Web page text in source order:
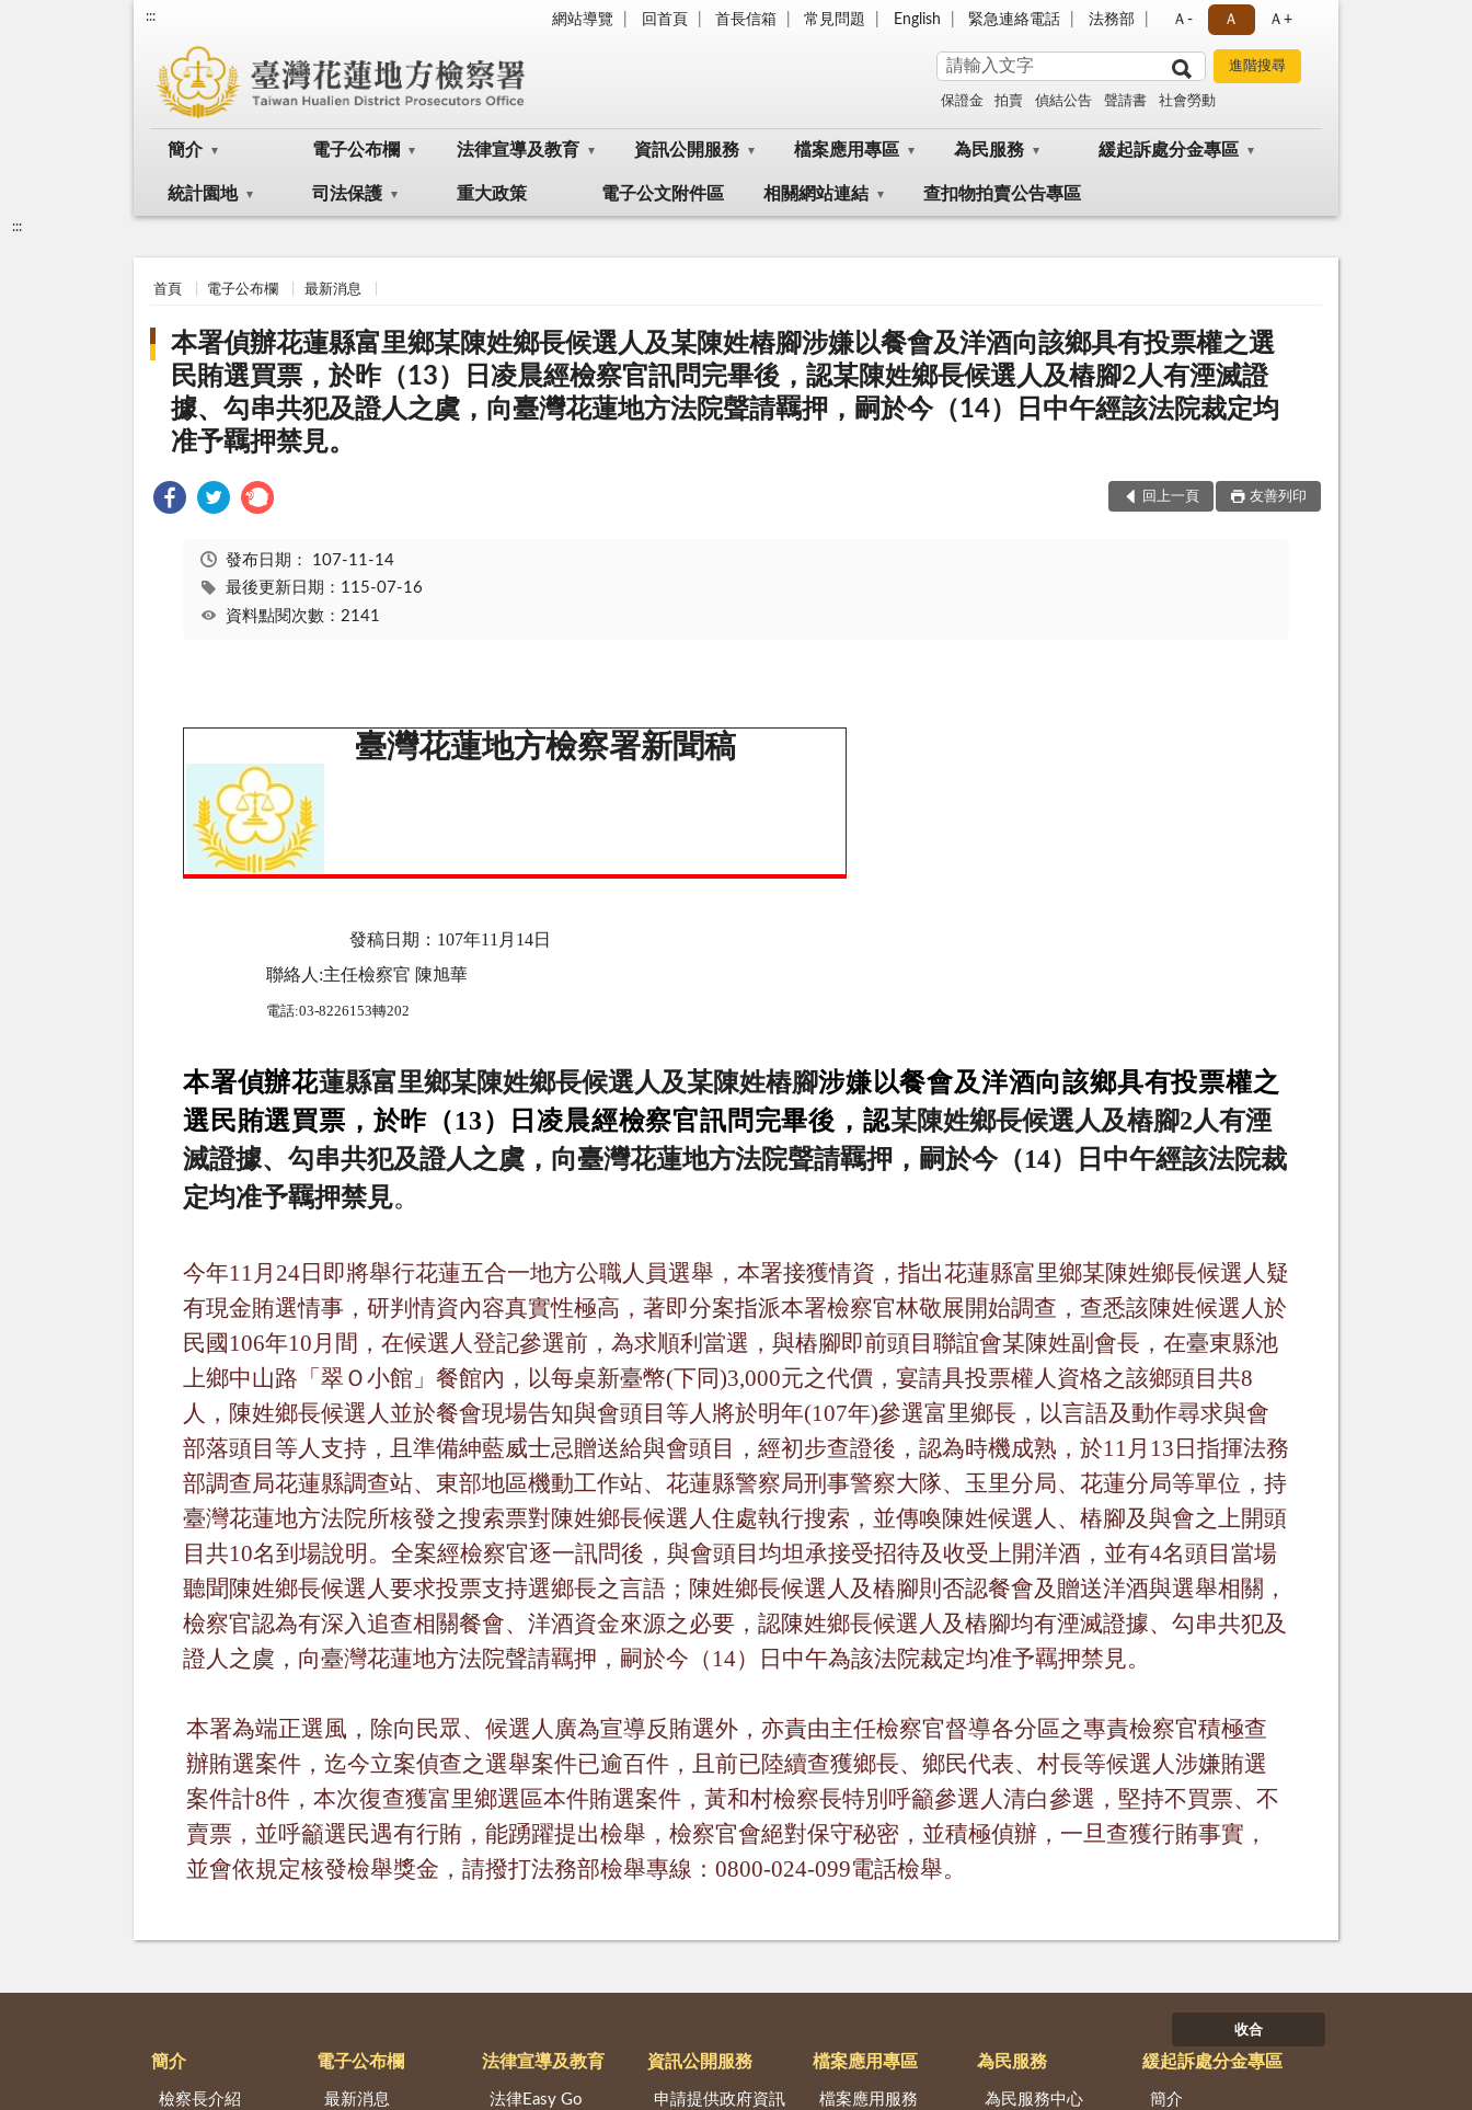
::: 網站導覽 回首頁 首長信箱 常見問題 English 緊急連絡電話 法務部 Ａ- Ａ Ａ+
保證金 拍賣 偵結公告 聲請書 社會勞動
簡介 電子公布欄 法律宣導及教育 資訊公開服務 檔案應用專區 為民服務 緩起訴處分金專區
統計園地 司法保護 重大政策 電子公文附件區 相關網站連結 查扣物拍賣公告專區
:::
首頁 電子公布欄 最新消息
本署偵辦花蓮縣富里鄉某陳姓鄉長候選人及某陳姓樁腳涉嫌以餐會及洋酒向該鄉具有投票權之選
民賄選買票，於昨（13）日凌晨經檢察官訊問完畢後，認某陳姓鄉長候選人及樁腳2人有湮滅證
據、勾串共犯及證人之虞，向臺灣花蓮地方法院聲請羈押，嗣於今（14）日中午經該法院裁定均
准予羈押禁見。
回上一頁 友善列印
發布日期： 107-11-14
最後更新日期：115-07-16
資料點閱次數：2141
臺灣花蓮地方檢察署新聞稿
發稿日期： 107年11月14日
聯絡人:主任檢察官 陳旭華
電話:03-8226153轉202
本署偵辦花蓮縣富里鄉某陳姓鄉長候選人及某陳姓樁腳涉嫌以餐會及洋酒向該鄉具有投票權之
選民賄選買票，於昨（13）日凌晨經檢察官訊問完畢後，認某陳姓鄉長候選人及樁腳2人有湮
滅證據、勾串共犯及證人之虞，向臺灣花蓮地方法院聲請羈押，嗣於今（14）日中午經該法院裁
定均准予羈押禁見。
今年11 月 24日即將舉行花蓮五合一地方公職人員選舉，本署接獲情資， 指出花蓮縣富里鄉某陳姓鄉長候選人疑
有現金賄選情事，研判情資內容真實性極高，著即分案指派本署檢察官林敬展開始調查， 查悉該陳姓候選人於
民國 106年10 月間，在候選人登記參選前，為求順利當選，與樁腳即前頭目聯誼會某陳姓副會長，在臺東縣池
上鄉中山路「翠Ｏ小館」餐館內，以每桌新臺幣(下同)3,000元之代價，宴請具投票權人資格之該鄉頭目共8
人， 陳姓鄉長候選人並於餐會現場告知與會頭目等人將於明年(107年)參選富里鄉長，以言語及動作尋求與會
部落頭目等人支持，且準備紳藍威士忌贈送給與會頭目 ，經初步查證後，認為時機成熟，於11 月 13 日指揮法務
部調查局花蓮縣調查站、東部地區機動工作站、花蓮縣警察局刑事警察大隊、玉里分局、花蓮分局等單位，持
臺灣花蓮地方法院所核發之搜索票對陳姓鄉長候選人住處執行搜索，並傳喚陳姓候選人、樁腳及與會之上開頭
目共10名到場說明。全案經檢察官逐一訊問後，與會頭目均坦承接受招待及收受上開洋酒，並有4名頭目當場
聽聞陳姓鄉長候選人要求投票支持選鄉長之言語；陳姓鄉長候選人及樁腳則否認餐會及贈送洋酒與選舉相關，
檢察官認為有深入追查相關餐會、洋酒資金來源之必要，認陳姓鄉長候選人及樁腳均有湮滅證據、勾串共犯及
證人之虞，向臺灣花蓮地方法院聲請羈押，嗣於今（ 14）日中午為該法院裁定均准予羈押禁見。
本署為端正選風，除向民眾、候選人廣為宣導反賄選外，亦責由主任檢察官督導各分區之專責檢察官積極查
辦賄選案件 ，迄今立案偵查之選舉案件已逾百件，且前已陸續查獲鄉長、鄉民代表、村長等候選人涉嫌賄選
案件計8件 ，本次復查獲富里鄉選區本件賄選案件，黃和村檢察長特別呼籲參選人清白參選，堅持不買票、不
賣票，並呼籲選民遇有行賄，能踴躍提出檢舉，檢察官會絕對保守秘密，並積極偵辦，一旦查獲行賄事實，
並會依規定核發檢舉獎金，請撥打法務部檢舉專線：0800-024-099電話檢舉。
收合
簡介
檢察長介紹
電子公布欄
最新消息
法律宣導及教育
法律Easy Go
資訊公開服務
申請提供政府資訊
檔案應用專區
檔案應用服務
為民服務
為民服務中心
緩起訴處分金專區
簡介